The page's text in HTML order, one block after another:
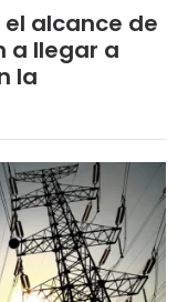
el alcance de
a llegar a
la